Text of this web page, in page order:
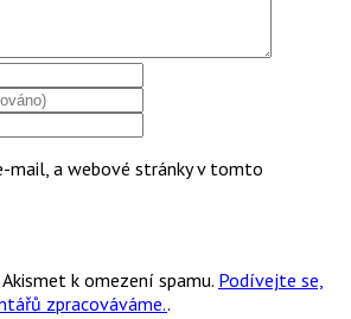
mail, a webové stránky v tomto
k omezení spamu. Podívejte se,
zpracováváme..